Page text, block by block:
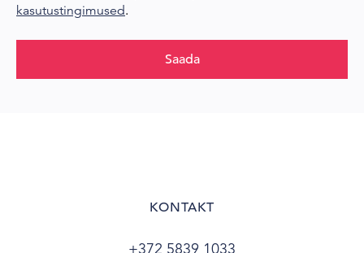
kasutustingimused.
Saada
KONTAKT
+372 5839 1033